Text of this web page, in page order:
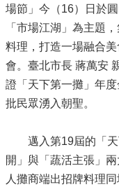
場節」今（16）日於
「市場江湖」為主題
料理，打造一場融合
會。臺北市長 蔣萬安
證「天下第一攤」年
批民眾湧入朝聖。
邁入第19屆的「天
開」與「蔬活主張」
人攤商端出招牌料理